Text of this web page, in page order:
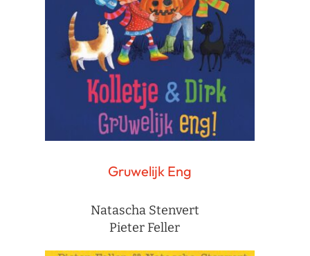
Gruwelijk Eng
Natascha Stenvert
Pieter Feller